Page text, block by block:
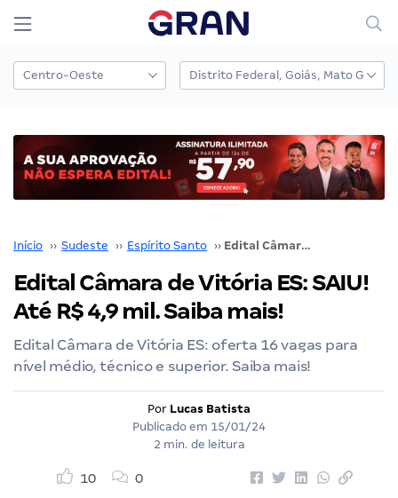
Início ›› Sudeste ›› Espírito Santo ›› Edital Câmara de Vitória ES: SAIU! Até R$ 4,9 mil. Saiba mais!
Edital Câmara de Vitória ES: SAIU!
Até R$ 4,9 mil. Saiba mais!
Edital Câmara de Vitória ES: oferta 16 vagas para
nível médio, técnico e superior. Saiba mais!
Por Lucas Batista
Publicado em 15/01/24
2 min. de leitura
10 0